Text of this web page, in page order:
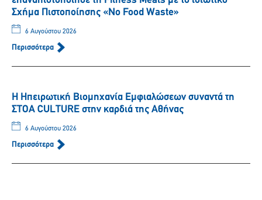
Σχήμα Πιστοποίησης «No Food Waste»
6 Αυγούστου 2026
Περισσότερα
Η Ηπειρωτική Βιομηχανία Εμφιαλώσεων συναντά τη
ΣΤΟΑ CULTURE στην καρδιά της Αθήνας
6 Αυγούστου 2026
Περισσότερα